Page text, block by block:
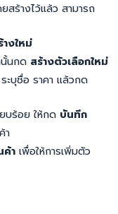
สร้างไว้แล้ว สามารถ
างใหม่
นกด สร้างตัวเลือกใหม่
บุชื่อ ราคา เเล้วกด
บร้อย ให้กด บันทึก
า
า เพื่อให้การเพิ่มตัว